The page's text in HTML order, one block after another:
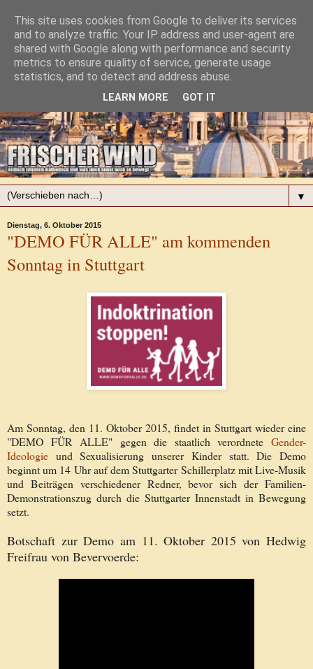
▼
Dienstag, 6. Oktober 2015
"DEMO FÜR ALLE" am kommenden
Sonntag in Stuttgart
Am Sonntag, den 11. Oktober 2015, findet in Stuttgart wieder eine
"DEMO FÜR ALLE" gegen die staatlich verordnete Gender-
Ideologie und Sexualisierung unserer Kinder statt. Die Demo
beginnt um 14 Uhr auf dem Stuttgarter Schillerplatz mit Live-Musik
und Beiträgen verschiedener Redner, bevor sich der Familien-
Demonstrationszug durch die Stuttgarter Innenstadt in Bewegung
setzt.
Botschaft zur Demo am 11. Oktober 2015 von Hedwig
Freifrau von Bevervoerde:
This site uses cookies from Google to deliver its services
and to analyze traffic. Your IP address and user-agent are
shared with Google along with performance and security
metrics to ensure quality of service, generate usage
statistics, and to detect and address abuse.
LEARN MORE GOT IT